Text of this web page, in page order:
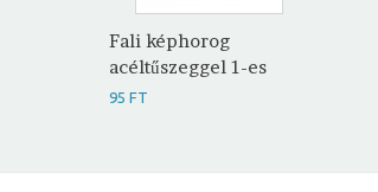
Fali képhorog
acéltűszeggel 1-es
95 FT